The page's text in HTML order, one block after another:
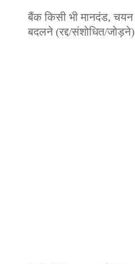
बैंक किसी भी मानदंड,
बदलने (रद्द/संशोधित/